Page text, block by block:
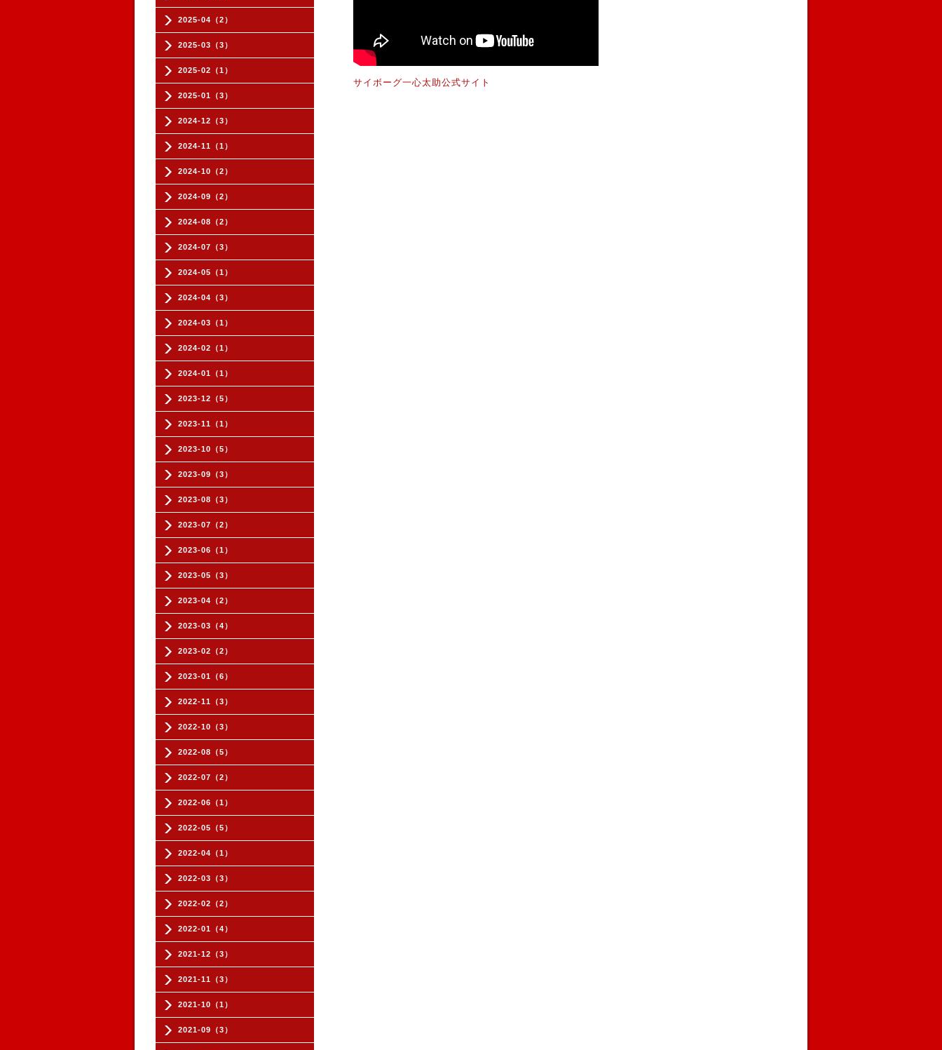
2025-04（2）
2025-03（3）
2025-02（1）
2025-01（3）
2024-12（3）
2024-11（1）
2024-10（2）
2024-09（2）
2024-08（2）
2024-07（3）
2024-05（1）
2024-04（3）
2024-03（1）
2024-02（1）
2024-01（1）
2023-12（5）
2023-11（1）
2023-10（5）
2023-09（3）
2023-08（3）
2023-07（2）
2023-06（1）
2023-05（3）
2023-04（2）
2023-03（4）
2023-02（2）
2023-01（6）
2022-11（3）
2022-10（3）
2022-08（5）
2022-07（2）
2022-06（1）
2022-05（5）
2022-04（1）
2022-03（3）
2022-02（2）
2022-01（4）
2021-12（3）
2021-11（3）
2021-10（1）
2021-09（3）
サイボーグ一心太助公式サイト